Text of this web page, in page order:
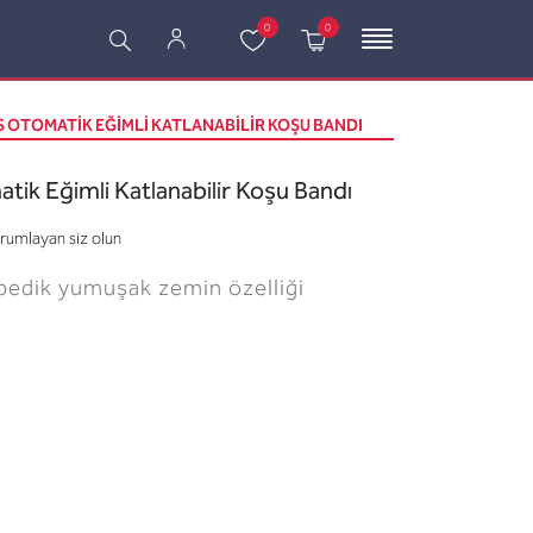
0 0
OTOMATIK EĞIMLI KATLANABILIR KOŞU BANDI
Eğimli Katlanabilir Koşu Bandı
siz olun
yumuşak zemin özelliği